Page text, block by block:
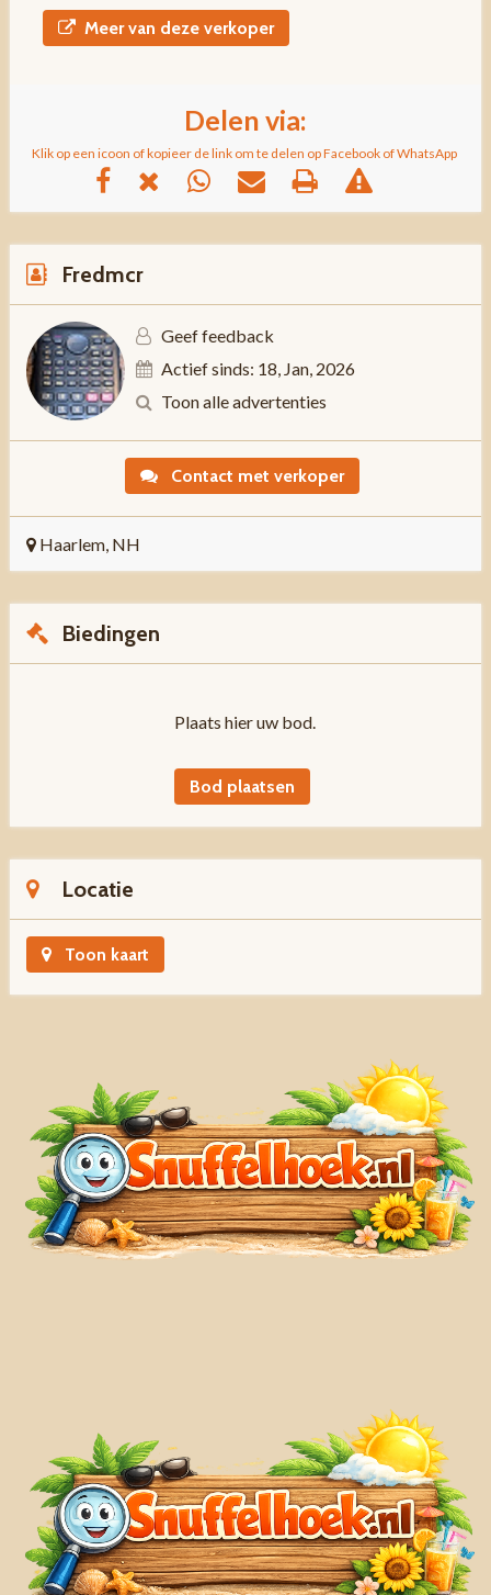
Meer van deze verkoper
Delen via:
Klik op een icoon of kopieer de link om te delen op Facebook of WhatsApp
Fredmcr
Geef feedback
Actief sinds: 18, Jan, 2026
Toon alle advertenties
Contact met verkoper
Haarlem, NH
Biedingen
Plaats hier uw bod.
Bod plaatsen
Locatie
Toon kaart